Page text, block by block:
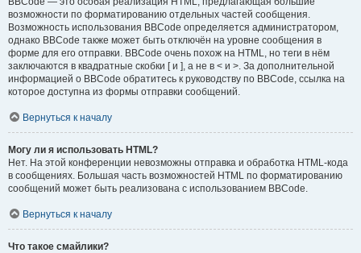
возможности по форматированию отдельных частей сообщения.
Возможность использования BBCode определяется администратором,
однако BBCode также может быть отключён на уровне сообщения в
форме для его отправки. BBCode очень похож на HTML, но теги в нём
заключаются в квадратные скобки [ и ], а не в < и >. За дополнительной
информацией о BBCode обратитесь к руководству по BBCode, ссылка на
которое доступна из формы отправки сообщений.
Вернуться к началу
Могу ли я использовать HTML?
Нет. На этой конференции невозможны отправка и обработка HTML-кода
в сообщениях. Большая часть возможностей HTML по форматированию
сообщений может быть реализована с использованием BBCode.
Вернуться к началу
Что такое смайлики?